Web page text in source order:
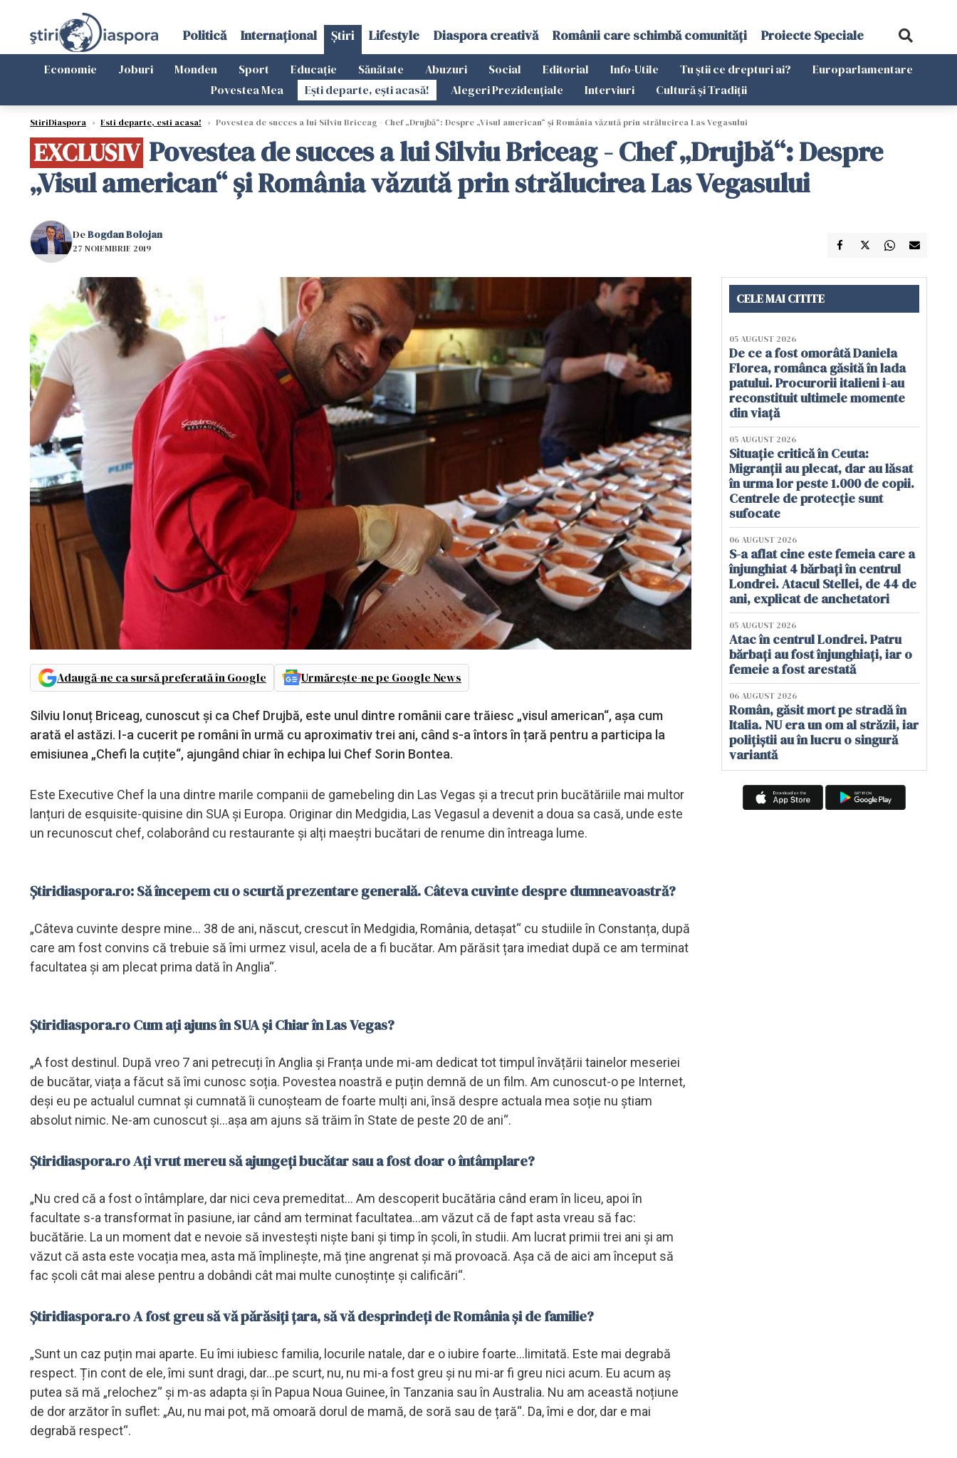
Politică Internațional Știri Lifestyle Diaspora creativă Românii care schimbă comunități Proiecte Speciale
Economie Joburi Monden Sport Educație Sănătate Abuzuri Social Editorial Info-Utile Tu știi ce drepturi ai?
Europarlamentare
Povestea Mea
Ești departe, ești acasă! Alegeri Prezidențiale Interviuri Cultură și Tradiții
StiriDiaspora › Esti departe, esti acasa! › Povestea de succes a lui Silviu Briceag - Chef „Drujbă“: Despre „Visul american“ și România văzută prin strălucirea Las Vegasului
EXCLUSIV Povestea de succes a lui Silviu Briceag - Chef „Drujbă“: Despre
„Visul american“ și România văzută prin strălucirea Las Vegasului
DeBogdan Bolojan
27 NOIEMBRIE 2019
Adaugă-ne ca sursă preferată în Google Urmărește-ne pe Google News
Silviu Ionuț Briceag, cunoscut și ca Chef Drujbă, este unul dintre românii care trăiesc „visul american“, așa cum
arată el astăzi. I-a cucerit pe români în urmă cu aproximativ trei ani, când s-a întors în țară pentru a participa la
emisiunea „Chefi la cuțite“, ajungând chiar în echipa lui Chef Sorin Bontea.
Este Executive Chef la una dintre marile companii de gamebeling din Las Vegas și a trecut prin bucătăriile mai multor
lanțuri de esquisite-quisine din SUA și Europa. Originar din Medgidia, Las Vegasul a devenit a doua sa casă, unde este
un recunoscut chef, colaborând cu restaurante și alți maeștri bucătari de renume din întreaga lume.
Știridiaspora.ro: Să începem cu o scurtă prezentare generală. Câteva cuvinte despre dumneavoastră?
„Câteva cuvinte despre mine... 38 de ani, născut, crescut în Medgidia, România, detașat“ cu studiile în Constanța, după
care am fost convins că trebuie să îmi urmez visul, acela de a fi bucătar. Am părăsit țara imediat după ce am terminat
facultatea și am plecat prima dată în Anglia“.
Știridiaspora.ro Cum ați ajuns în SUA și Chiar în Las Vegas?
„A fost destinul. După vreo 7 ani petrecuți în Anglia și Franța unde mi-am dedicat tot timpul învățării tainelor meseriei
de bucătar, viața a făcut să îmi cunosc soția. Povestea noastră e puțin demnă de un film. Am cunoscut-o pe Internet,
deși eu pe actualul cumnat și cumnată îi cunoșteam de foarte mulți ani, însă despre actuala mea soție nu știam
absolut nimic. Ne-am cunoscut și...așa am ajuns să trăim în State de peste 20 de ani“.
Știridiaspora.ro Ați vrut mereu să ajungeți bucătar sau a fost doar o întâmplare?
„Nu cred că a fost o întâmplare, dar nici ceva premeditat... Am descoperit bucătăria când eram în liceu, apoi în
facultate s-a transformat în pasiune, iar când am terminat facultatea...am văzut că de fapt asta vreau să fac:
bucătărie. La un moment dat e nevoie să investești niște bani și timp în școli, în studii. Am lucrat primii trei ani și am
văzut că asta este vocația mea, asta mă împlinește, mă ține angrenat și mă provoacă. Așa că de aici am început să
fac școli cât mai alese pentru a dobândi cât mai multe cunoștințe și calificări“.
Știridiaspora.ro A fost greu să vă părăsiți țara, să vă desprindeți de România și de familie?
„Sunt un caz puțin mai aparte. Eu îmi iubiesc familia, locurile natale, dar e o iubire foarte...limitată. Este mai degrabă
respect. Țin cont de ele, îmi sunt dragi, dar...pe scurt, nu, nu mi-a fost greu și nu mi-ar fi greu nici acum. Eu acum aș
putea să mă „relochez“ și m-as adapta și în Papua Noua Guinee, în Tanzania sau în Australia. Nu am această noțiune
de dor arzător în suflet: „Au, nu mai pot, mă omoară dorul de mamă, de soră sau de țară“. Da, îmi e dor, dar e mai
degrabă respect“.
CELE MAI CITITE
05 AUGUST 2026
De ce a fost omorâtă Daniela
Florea, românca găsită în lada
patului. Procurorii italieni i-au
reconstituit ultimele momente
din viață
05 AUGUST 2026
Situație critică în Ceuta:
Migranții au plecat, dar au lăsat
în urma lor peste 1.000 de copii.
Centrele de protecție sunt
sufocate
06 AUGUST 2026
S-a aflat cine este femeia care a
înjunghiat 4 bărbați în centrul
Londrei. Atacul Stellei, de 44 de
ani, explicat de anchetatori
05 AUGUST 2026
Atac în centrul Londrei. Patru
bărbați au fost înjunghiați, iar o
femeie a fost arestată
06 AUGUST 2026
Român, găsit mort pe stradă în
Italia. NU era un om al străzii, iar
polițiștii au în lucru o singură
variantă